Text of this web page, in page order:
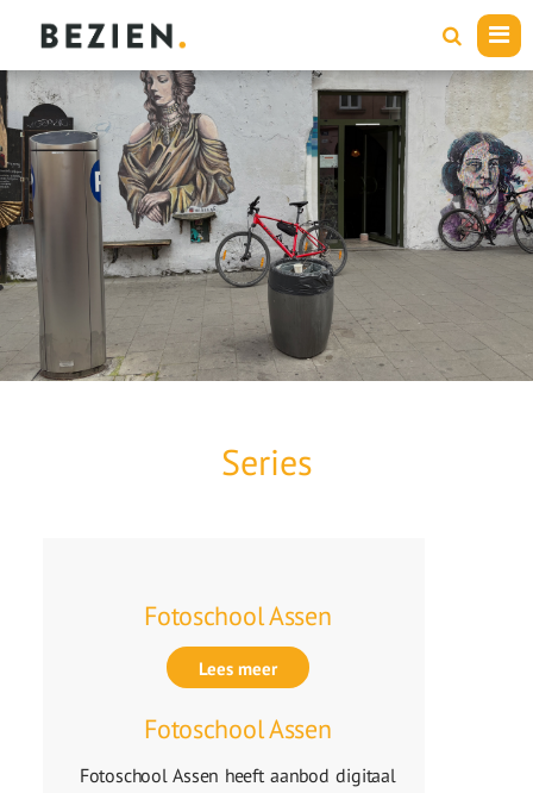
Series
Fotoschool Assen
Lees meer
Fotoschool Assen
Fotoschool Assen heeft aanbod digitaal